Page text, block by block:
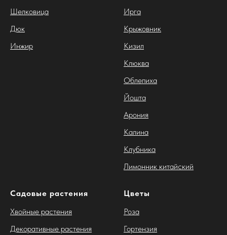
Шелковица
Дюк
Инжир
Ирга
Крыжовник
Кизил
Клюква
Облепиха
Йошта
Арония
Калина
Клубника
Лимонник китайский
Садовые растения
Хвойные растения
Декоративные растения
Цветы
Роза
Гортензия